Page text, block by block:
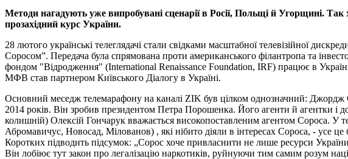
Методи нагадують уже випробувані сценарії в Росії, Польщі й Угорщині.
прозахідний курс України.
28 лютого українські телеглядачі стали свідками масштабної телевізійної
Соросом”. Передача була спрямована проти американського філантропа та
фондом "Відродження" (International Renaissance Foundation, IRF) працює в
МФВ став партнером Київського Діалогу в Україні.
Основний меседж телемарафону на каналі ZIK був цілком однозначний: Джордж
2014 років. Він зробив президентом Петра Порошенка. Його агенти й агентки і
колишній) Олексій Гончарук вважається високопоставленим агентом Сороса. У
Абромавичус, Новосад, Мілованов) , які нібито діяли в інтересах Сороса, - усе
Коротких підводить підсумок: „Сорос хоче привласнити не лише ресурси
Він лобіює тут закон про легалізацію наркотиків, руйнуючи тим самим розум